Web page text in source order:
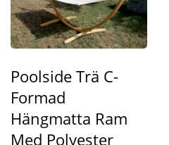
Poolside Trä C-
Formad
Hängmatta Ram
Med Polyester